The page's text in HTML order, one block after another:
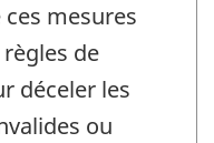
mesures
de
déceler les
ou